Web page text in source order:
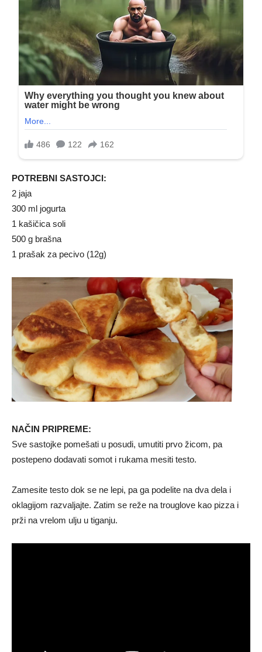
POTREBNI SASTOJCI:
2 jaja
300 ml jogurta
1 kašičica soli
500 g brašna
1 prašak za pecivo (12g)
NAČIN PRIPREME:
Sve sastojke pomešati u posudi, umutiti prvo žicom, pa
postepeno dodavati somot i rukama mesiti testo.
Zamesite testo dok se ne lepi, pa ga podelite na dva dela i
oklagijom razvaljajte. Zatim se reže na trouglove kao pizza i
prži na vrelom ulju u tiganju.